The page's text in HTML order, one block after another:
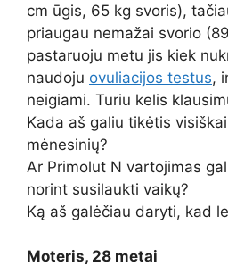
cm ūgis, 65 kg svoris),
priaugau nemažai svorio
pastaruoju metu jis kiek
naudoju ovuliacijos testus,
neigiami. Turiu kelis
Kada aš galiu tikėtis
mėnesinių?
Ar Primolut N vartojimas
norint susilaukti vaikų?
Ką aš galėčiau daryti, kad
Moteris, 28 metai